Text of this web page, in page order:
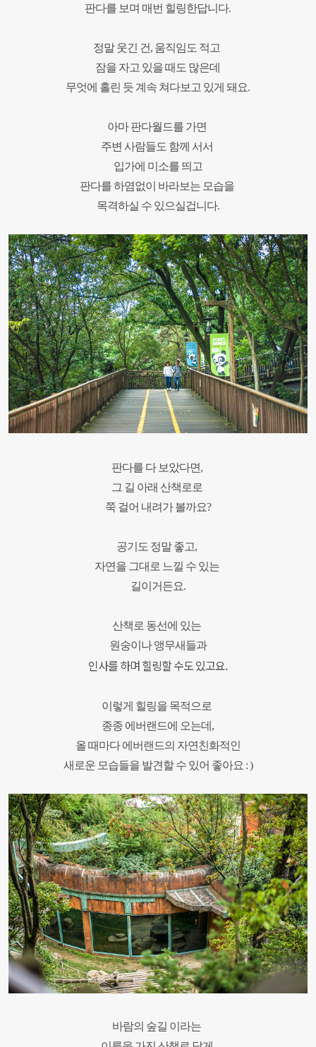
판다를 보며 매번 힐링한답니다.
정말 웃긴 건, 움직임도 적고
잠을 자고 있을 때도 많은데
무엇에 홀린 듯 계속 쳐다보고 있게 돼요.
아마 판다월드를 가면
주변 사람들도 함께 서서
입가에 미소를 띄고
판다를 하염없이 바라보는 모습을
목격하실 수 있으실겁니다.
판다를 다 보았다면,
그 길 아래 산책로로
쭉 걸어 내려가 볼까요?
공기도 정말 좋고,
자연을 그대로 느낄 수 있는
길이거든요.
산책로 동선에 있는
원숭이나 앵무새들과
인사를 하며 힐링할 수도 있고요.
이렇게 힐링을 목적으로
종종 에버랜드에 오는데,
올 때마다 에버랜드의 자연친화적인
새로운 모습들을 발견할 수 있어 좋아요 : )
바람의 숲길 이라는